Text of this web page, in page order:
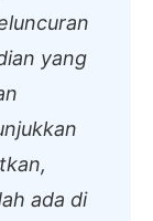
yang
ada di